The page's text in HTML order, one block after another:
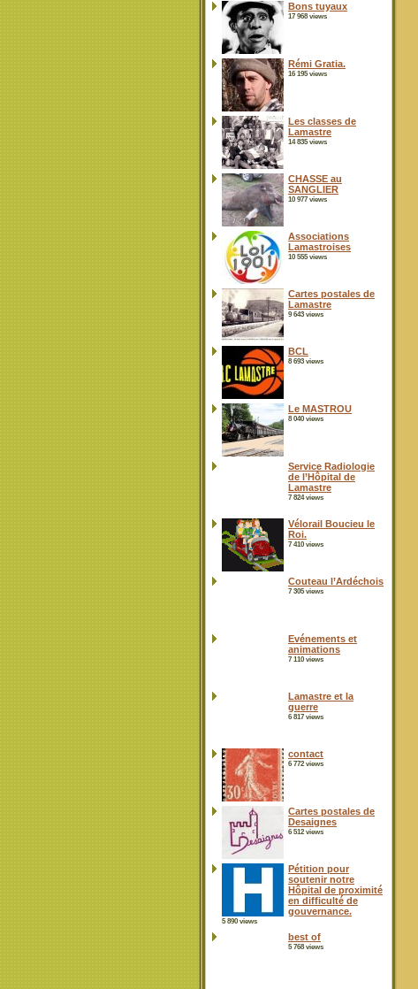
Bons tuyaux
17 968 views
Rémi Gratia.
16 195 views
Les classes de
Lamastre
14 835 views
CHASSE au
SANGLIER
10 977 views
Associations
Lamastroises
10 555 views
Cartes postales de
Lamastre
9 643 views
BCL
8 693 views
Le MASTROU
8 040 views
Service Radiologie
de l’Hôpital de
Lamastre
7 824 views
Vélorail Boucieu le
Roi.
7 410 views
Couteau l’Ardéchois
7 305 views
Evénements et
animations
7 110 views
Lamastre et la
guerre
6 817 views
contact
6 772 views
Cartes postales de
Desaignes
6 512 views
Pétition pour
soutenir notre
Hôpital de proximité
en difficulté de
gouvernance.
5 890 views
best of
5 768 views